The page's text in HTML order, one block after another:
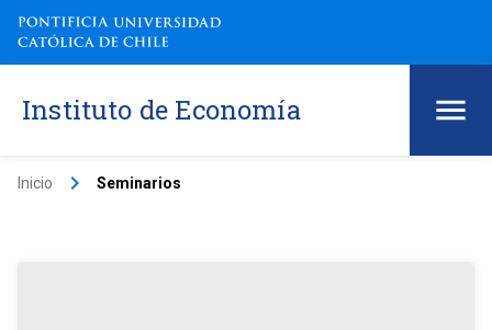
Instituto de Economía
Inicio keyboard_arrow_right Seminarios